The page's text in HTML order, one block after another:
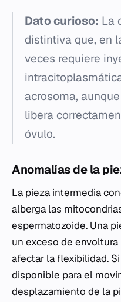
Dato curioso: La
distintiva que, en
veces requiere
acrosoma,
libera
óvulo.
Anomalías de la
La pieza intermedia
alberga las
espermatozoide. Una
un exceso de
afectar la flexibilidad.
disponible para el
desplazamiento de la